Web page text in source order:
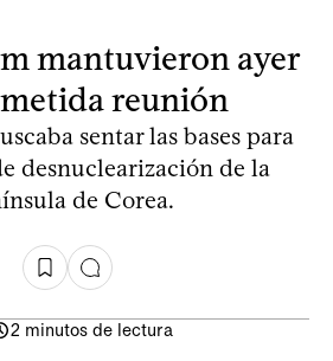
mantuvieron ayer
reunión
sentar las bases para
desnuclearización de la
de Corea.
2 minutos de lectura